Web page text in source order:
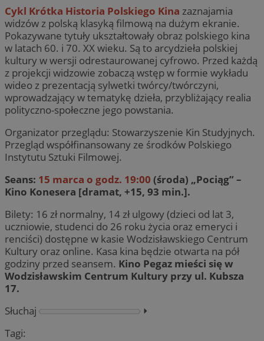
Cykl Krótka Historia Polskiego Kina zaznajamia
widzów z polską klasyką filmową na dużym ekranie.
Pokazywane tytuły ukształtowały obraz polskiego kina
w latach 60. i 70. XX wieku. Są to arcydzieła polskiej
kultury w wersji odrestaurowanej cyfrowo. Przed każdą
z projekcji widzowie zobaczą wstęp w formie wykładu
wideo z prezentacją sylwetki twórcy/twórczyni,
wprowadzający w tematykę dzieła, przybliżający realia
polityczno-społeczne jego powstania.
Organizator przeglądu: Stowarzyszenie Kin Studyjnych.
Przegląd współfinansowany ze środków Polskiego
Instytutu Sztuki Filmowej.
Seans: 15 marca o godz. 19:00 (środa) „Pociąg” –
Kino Konesera [dramat, +15, 93 min.].
Bilety: 16 zł normalny, 14 zł ulgowy (dzieci od lat 3,
uczniowie, studenci do 26 roku życia oraz emeryci i
renciści) dostępne w kasie Wodzisławskiego Centrum
Kultury oraz online. Kasa kina będzie otwarta na pół
godziny przed seansem. Kino Pegaz mieści się w
Wodzisławskim Centrum Kultury przy ul. Kubsza
17.
Słuchaj
⏵︎
Tagi: